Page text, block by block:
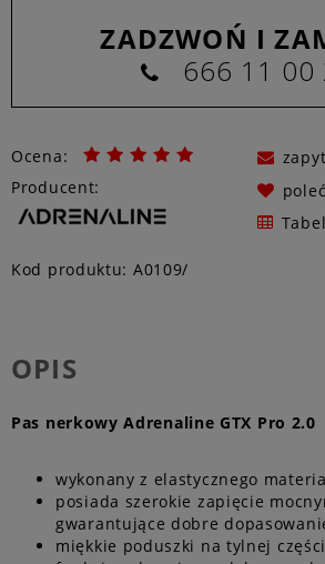
ZADZWOŃ I
666 11 00
Ocena:
Producent:
Kod produktu: A0109/
OPIS
Pas nerkowy Adrenaline GTX Pro 2.0
wykonany z elastycznego
posiada szerokie zapięcie
gwarantujące dobre
miękkie poduszki na tylnej